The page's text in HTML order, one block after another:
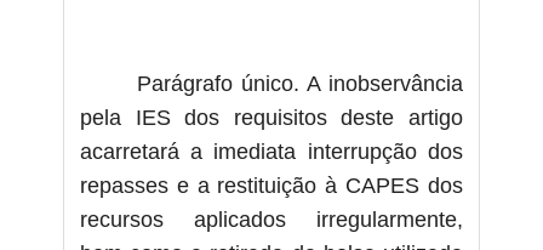
Parágrafo único. A inobservância
pela IES dos requisitos deste artigo
acarretará a imediata interrupção dos
repasses e a restituição à CAPES dos
recursos aplicados irregularmente,